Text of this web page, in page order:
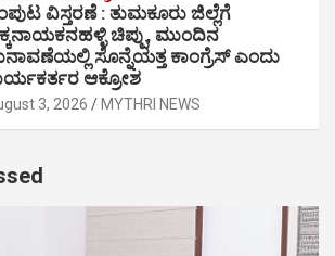
ವಿಸ್ತರಣೆ : ತುಮಕೂರು ಜಿಲ್ಲೆಗೆ
ಚಿಪ್ಪು, ಮುಂದಿನ
ಸೊನ್ನೆಯತ್ತ ಕಾಂಗ್ರೆಸ್ ಎಂದು
ಆಕ್ರೋಶ
3, 2026 MYTHRI NEWS